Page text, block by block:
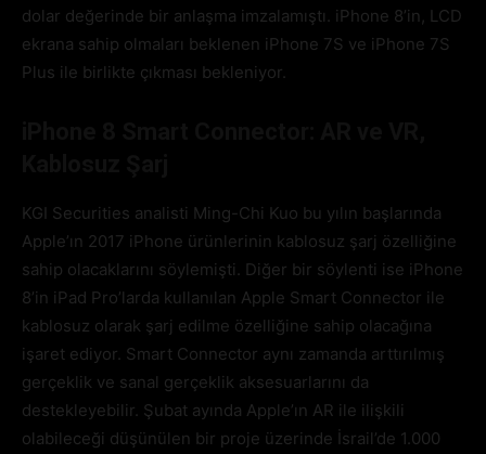
dolar değerinde bir anlaşma imzalamıştı. iPhone 8’in, LCD
ekrana sahip olmaları beklenen iPhone 7S ve iPhone 7S
Plus ile birlikte çıkması bekleniyor.
KGI Securities analisti Ming-Chi Kuo bu yılın başlarında
Apple’ın 2017 iPhone ürünlerinin kablosuz şarj özelliğine
sahip olacaklarını söylemişti. Diğer bir söylenti ise iPhone
8’in iPad Pro’larda kullanılan Apple Smart Connector ile
kablosuz olarak şarj edilme özelliğine sahip olacağına
işaret ediyor. Smart Connector aynı zamanda arttırılmış
gerçeklik ve sanal gerçeklik aksesuarlarını da
destekleyebilir. Şubat ayında Apple’ın AR ile ilişkili
olabileceği düşünülen bir proje üzerinde İsrail’de 1.000